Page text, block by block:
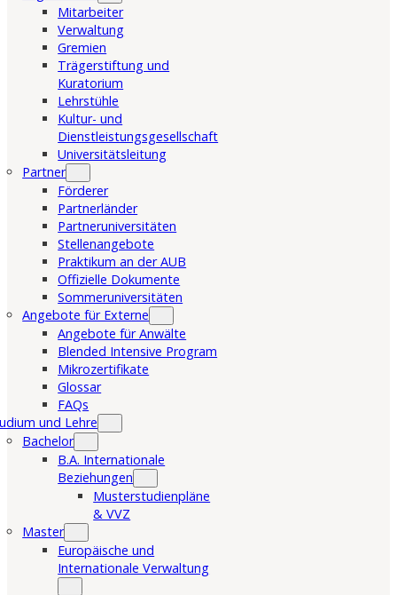
Mitarbeiter
Verwaltung
Gremien
Trägerstiftung und
Kuratorium
Lehrstühle
Kultur- und
Dienstleistungsgesellschaft
Universitätsleitung
Partner
Förderer
Partnerländer
Partneruniversitäten
Stellenangebote
Praktikum an der AUB
Offizielle Dokumente
Sommeruniversitäten
Angebote für Externe
Angebote für Anwälte
Blended Intensive Program
Mikrozertifikate
Glossar
FAQs
und Lehre
Bachelor
B.A. Internationale
Beziehungen
Musterstudienpläne
& VVZ
Master
Europäische und
Internationale Verwaltung